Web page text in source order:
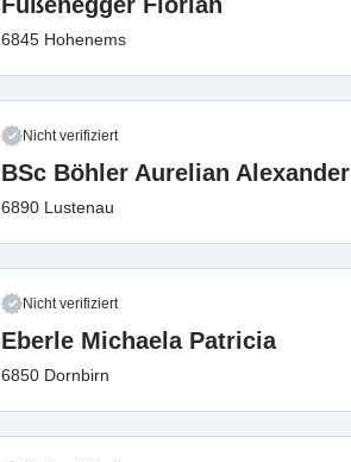
6845 Hohenems
Nicht verifiziert
BSc Böhler Aurelian Alexander
6890 Lustenau
Nicht verifiziert
Eberle Michaela Patricia
6850 Dornbirn